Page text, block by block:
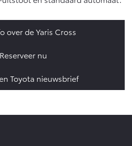
Hilux (excl. BTW)
OOK ALS BATTERIJ-
ELEKTRISCH
over de Yaris Cross
Reserveer nu
Toyota nieuwsbrief